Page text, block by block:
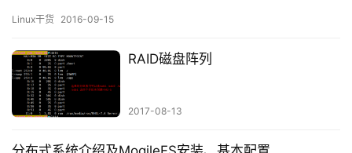
1G Vmware 12.1，新建一个Li…
Linux干货 2016-09-15
RAID磁盘阵列
2017-08-13